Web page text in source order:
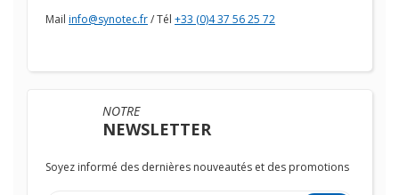
Mail info@synotec.fr/ Tél +33 (0)4 37 56 25 72
NOTRE
NEWSLETTER
Soyez informé des dernières nouveautés et des promotions